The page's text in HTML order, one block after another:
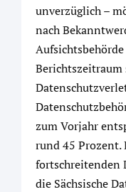
unverzüglich –
nach
zum Vorjahr
rund 45 Prozent.
fortschreitenden
die Sächsische